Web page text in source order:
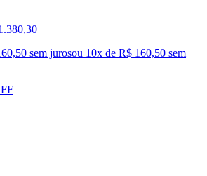
,30
sem jurosou 10x de R$ 160,50 sem